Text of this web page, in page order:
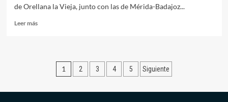
de Orellana la Vieja, junto con las de Mérida-Badajoz...
Leer másLeer
Diócesis
Paginación
1 2 3 4 5 Siguiente